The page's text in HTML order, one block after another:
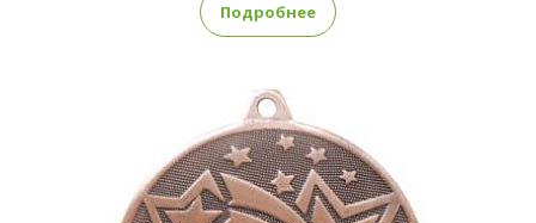
Подробнее